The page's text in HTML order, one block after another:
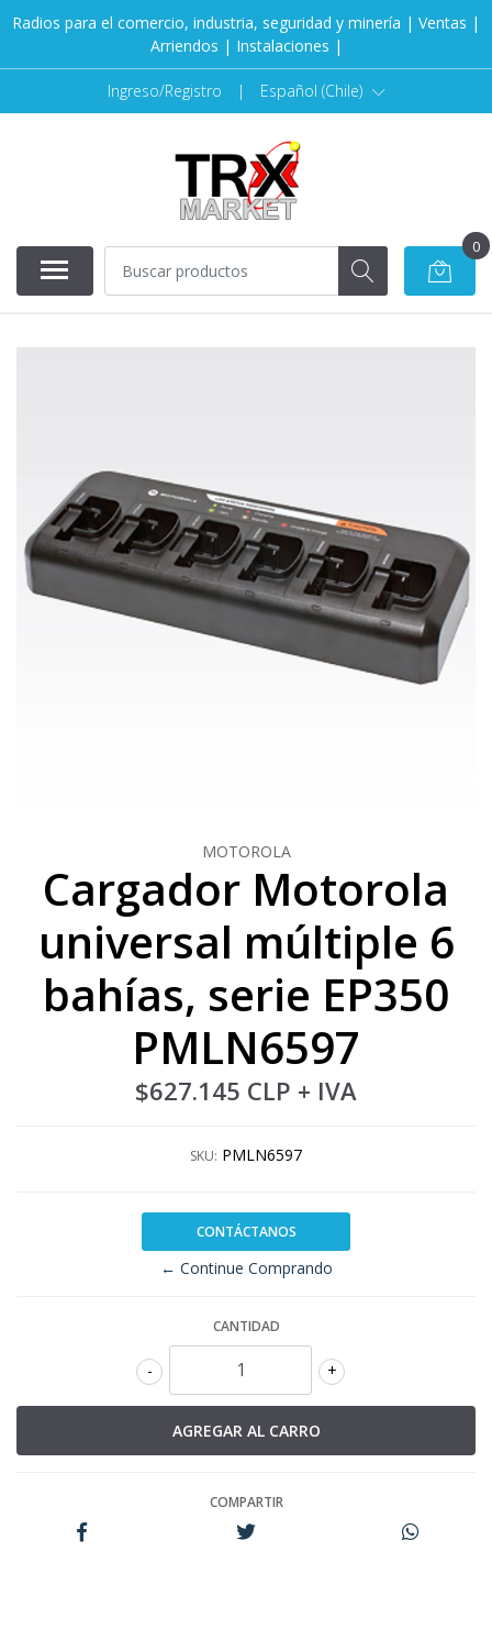
Radios para el comercio, industria, seguridad y minería | Ventas |
Arriendos | Instalaciones |
Ingreso/Registro | Español (Chile)
0
MOTOROLA
Cargador Motorola
universal múltiple 6
bahías, serie EP350
PMLN6597
$627.145 CLP + IVA
SKU: PMLN6597
CONTÁCTANOS
← Continue Comprando
CANTIDAD
+
-
COMPARTIR